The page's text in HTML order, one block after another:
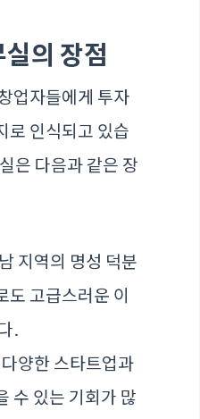
의 장점
업자들에게 투자
로 인식되고 있습
은 다음과 같은 장
지역의 명성 덕분
도 고급스러운 이
.
다양한 스타트업과
수 있는 기회가 많